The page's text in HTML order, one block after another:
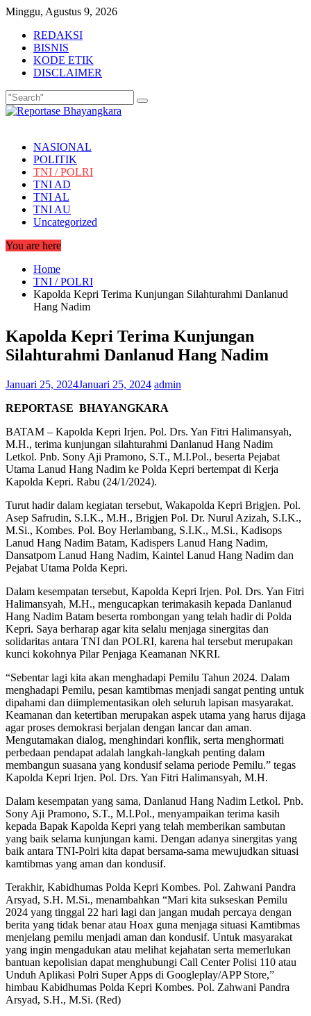
Skip
content
Minggu, Agustus 9, 2026
REDAKSI
BISNIS
KODE ETIK
DISCLAIMER
NASIONAL
POLITIK
TNI / POLRI
TNI AD
TNI AL
TNI AU
Uncategorized
You are here
Home
TNI / POLRI
Kapolda Kepri Terima Kunjungan Silahturahmi Danlanud
Hang Nadim
Kapolda Kepri Terima Kunjungan
Silahturahmi Danlanud Hang Nadim
Januari 25, 2024Januari 25, 2024 admin
REPORTASE BHAYANGKARA
BATAM – Kapolda Kepri Irjen. Pol. Drs. Yan Fitri Halimansyah,
M.H., terima kunjungan silahturahmi Danlanud Hang Nadim
Letkol. Pnb. Sony Aji Pramono, S.T., M.I.Pol., beserta Pejabat
Utama Lanud Hang Nadim ke Polda Kepri bertempat di Kerja
Kapolda Kepri. Rabu (24/1/2024).
Turut hadir dalam kegiatan tersebut, Wakapolda Kepri Brigjen. Pol.
Asep Safrudin, S.I.K., M.H., Brigjen Pol. Dr. Nurul Azizah, S.I.K.,
M.Si., Kombes. Pol. Boy Herlambang, S.I.K., M.Si., Kadisops
Lanud Hang Nadim Batam, Kadispers Lanud Hang Nadim,
Dansatpom Lanud Hang Nadim, Kaintel Lanud Hang Nadim dan
Pejabat Utama Polda Kepri.
Dalam kesempatan tersebut, Kapolda Kepri Irjen. Pol. Drs. Yan Fitri
Halimansyah, M.H., mengucapkan terimakasih kepada Danlanud
Hang Nadim Batam beserta rombongan yang telah hadir di Polda
Kepri. Saya berharap agar kita selalu menjaga sinergitas dan
solidaritas antara TNI dan POLRI, karena hal tersebut merupakan
kunci kokohnya Pilar Penjaga Keamanan NKRI.
“Sebentar lagi kita akan menghadapi Pemilu Tahun 2024. Dalam
menghadapi Pemilu, pesan kamtibmas menjadi sangat penting untuk
dipahami dan diimplementasikan oleh seluruh lapisan masyarakat.
Keamanan dan ketertiban merupakan aspek utama yang harus dijaga
agar proses demokrasi berjalan dengan lancar dan aman.
Mengutamakan dialog, menghindari konflik, serta menghormati
perbedaan pendapat adalah langkah-langkah penting dalam
membangun suasana yang kondusif selama periode Pemilu.” tegas
Kapolda Kepri Irjen. Pol. Drs. Yan Fitri Halimansyah, M.H.
Dalam kesempatan yang sama, Danlanud Hang Nadim Letkol. Pnb.
Sony Aji Pramono, S.T., M.I.Pol., menyampaikan terima kasih
kepada Bapak Kapolda Kepri yang telah memberikan sambutan
yang baik selama kunjungan kami. Dengan adanya sinergitas yang
baik antara TNI-Polri kita dapat bersama-sama mewujudkan situasi
kamtibmas yang aman dan kondusif.
Terakhir, Kabidhumas Polda Kepri Kombes. Pol. Zahwani Pandra
Arsyad, S.H. M.Si., menambahkan “Mari kita sukseskan Pemilu
2024 yang tinggal 22 hari lagi dan jangan mudah percaya dengan
berita yang tidak benar atau Hoax guna menjaga situasi Kamtibmas
menjelang pemilu menjadi aman dan kondusif. Untuk masyarakat
yang ingin mengadukan atau melihat kejahatan serta memerlukan
bantuan kepolisian dapat menghubungi Call Center Polisi 110 atau
Unduh Aplikasi Polri Super Apps di Googleplay/APP Store,”
himbau Kabidhumas Polda Kepri Kombes. Pol. Zahwani Pandra
Arsyad, S.H., M.Si. (Red)